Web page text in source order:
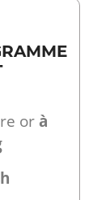
orà